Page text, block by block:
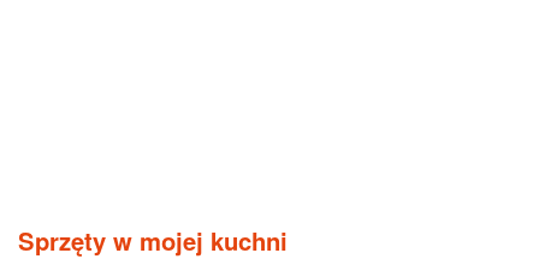
Sprzęty w mojej kuchni